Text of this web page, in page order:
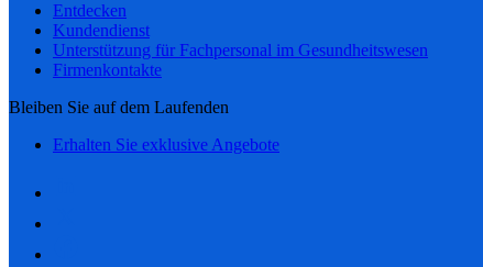
Entdecken
Kundendienst
Unterstützung für Fachpersonal im Gesundheitswesen
Firmenkontakte
Bleiben Sie auf dem Laufenden
Erhalten Sie exklusive Angebote